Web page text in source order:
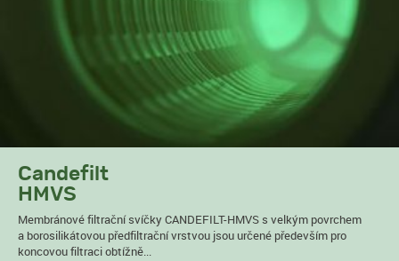
Candefilt
HMVS
Membránové filtrační svíčky CANDEFILT-HMVS s velkým povrchem
a borosilikátovou předfiltrační vrstvou jsou určené především pro
koncovou filtraci obtížně...